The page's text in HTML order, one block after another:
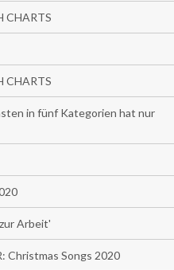
CHARTS
CHARTS
in fünf Kategorien hat nur
Arbeit'
Christmas Songs 2020